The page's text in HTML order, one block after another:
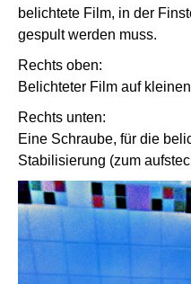
belichtete Film, in der
gespult werden muss.
Rechts oben:
Belichteter Film auf
Rechts unten:
Eine Schraube, für die
Stabilisierung (zum